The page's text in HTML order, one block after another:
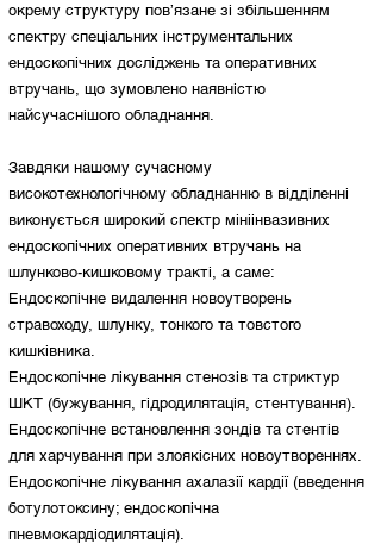
окрему структуру пов’язане зі збільшенням
спектру спеціальних інструментальних
ендоскопічних досліджень та оперативних
втручань, що зумовлено наявністю
найсучаснішого обладнання.
Завдяки нашому сучасному
високотехнологічному обладнанню в відділенні
виконується широкий спектр мініінвазивних
ендоскопічних оперативних втручань на
шлунково-кишковому тракті, а саме:
Ендоскопічне видалення новоутворень
стравоходу, шлунку, тонкого та товстого
кишківника.
Ендоскопічне лікування стенозів та стриктур
ШКТ (бужування, гідродилятація, стентування).
Ендоскопічне встановлення зондів та стентів
для харчування при злоякісних новоутвореннях.
Ендоскопічне лікування ахалазії кардії (введення
ботулотоксину; ендоскопічна
пневмокардіодилятація).